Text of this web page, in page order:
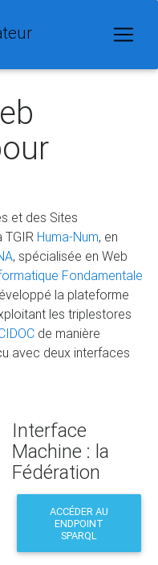
et des Sites
TGIR Huma-Num, en
, spécialisée en Web
Fondamentale
la plateforme
les triplestores
de manière
avec deux interfaces
Interface
Machine : la
Fédération
ACCÉDER AU
ENDPOINT
SPARQL